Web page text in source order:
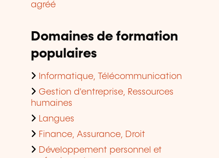
agréé
Domaines de formation
populaires
Informatique, Télécommunication
Gestion d'entreprise, Ressources
humaines
Langues
Finance, Assurance, Droit
Développement personnel et